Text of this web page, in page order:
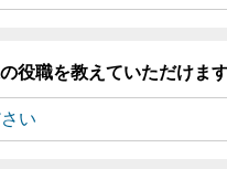
役職を教えていただけます